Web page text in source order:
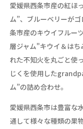
愛媛県西条市産の紅ほ
ム”、ブルーベリーが
条市産のキウイフルー
層ジャム"キウイ＆はち
れた不知火を丸ごと使
じくを使用した
ム”の詰め合わせ。
愛媛県西条市は豊富な
通して様々な種類の果